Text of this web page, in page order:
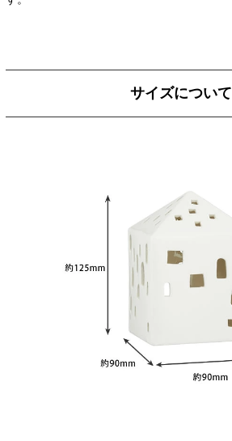
サイズについて